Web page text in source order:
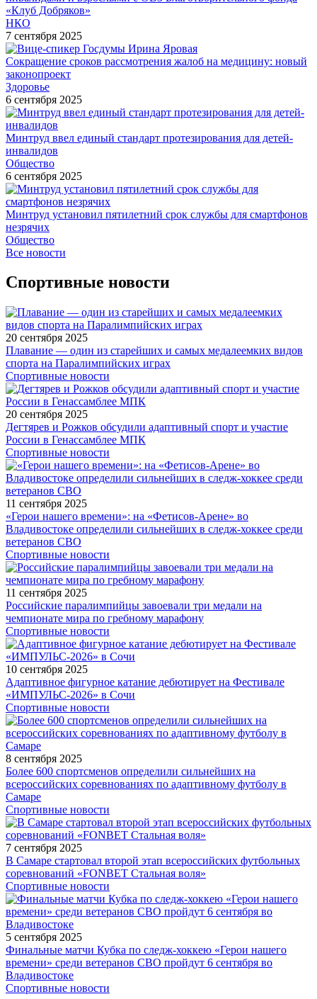
«Клуб Добряков»
НКО
7 сентября 2025
Сокращение сроков рассмотрения жалоб на медицину: новый
законопроект
Здоровье
6 сентября 2025
Минтруд ввел единый стандарт протезирования для детей-
инвалидов
Общество
6 сентября 2025
Минтруд установил пятилетний срок службы для смартфонов
незрячих
Общество
Все новости
Спортивные новости
20 сентября 2025
Плавание — один из старейших и самых медалеемких видов
спорта на Паралимпийских играх
Спортивные новости
20 сентября 2025
Дегтярев и Рожков обсудили адаптивный спорт и участие
России в Генассамблее МПК
Спортивные новости
11 сентября 2025
«Герои нашего времени»: на «Фетисов-Арене» во
Владивостоке определили сильнейших в следж-хоккее среди
ветеранов СВО
Спортивные новости
11 сентября 2025
Российские паралимпийцы завоевали три медали на
чемпионате мира по гребному марафону
Спортивные новости
10 сентября 2025
Адаптивное фигурное катание дебютирует на Фестивале
«ИМПУЛЬС-2026» в Сочи
Спортивные новости
8 сентября 2025
Более 600 спортсменов определили сильнейших на
всероссийских соревнованиях по адаптивному футболу в
Самаре
Спортивные новости
7 сентября 2025
В Самаре стартовал второй этап всероссийских футбольных
соревнований «FONBET Стальная воля»
Спортивные новости
5 сентября 2025
Финальные матчи Кубка по следж-хоккею «Герои нашего
времени» среди ветеранов СВО пройдут 6 сентября во
Владивостоке
Спортивные новости